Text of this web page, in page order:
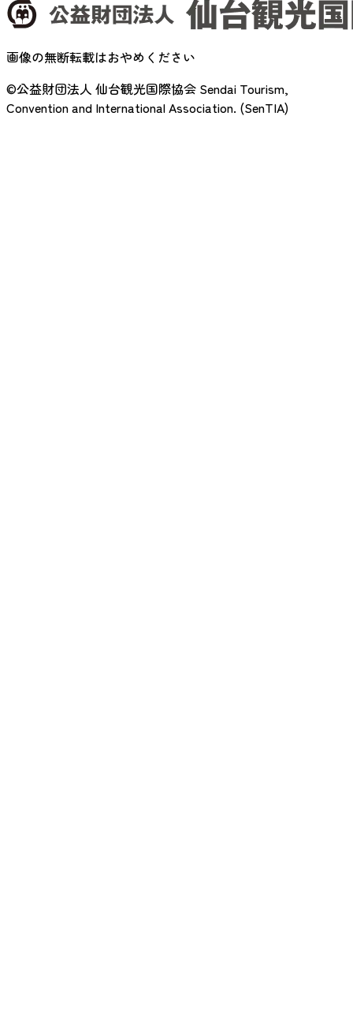
画像の無断転載はおやめください
©公益財団法人 仙台観光国際協会 Sendai Tourism,
Convention and International Association. (SenTIA)